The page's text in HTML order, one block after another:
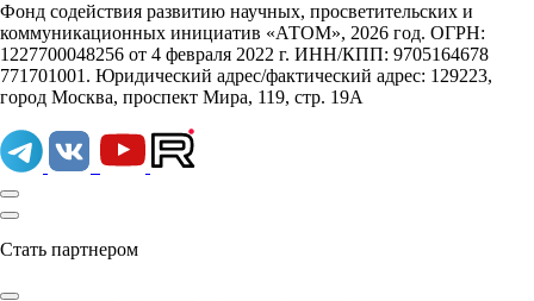
Фонд содействия развитию научных, просветительских и
коммуникационных инициатив «АТОМ», 2026 год. ОГРН:
1227700048256 от 4 февраля 2022 г. ИНН/КПП: 9705164678
771701001. Юридический адрес/фактический адрес: 129223,
город Москва, проспект Мира, 119, стр. 19А
Стать партнером